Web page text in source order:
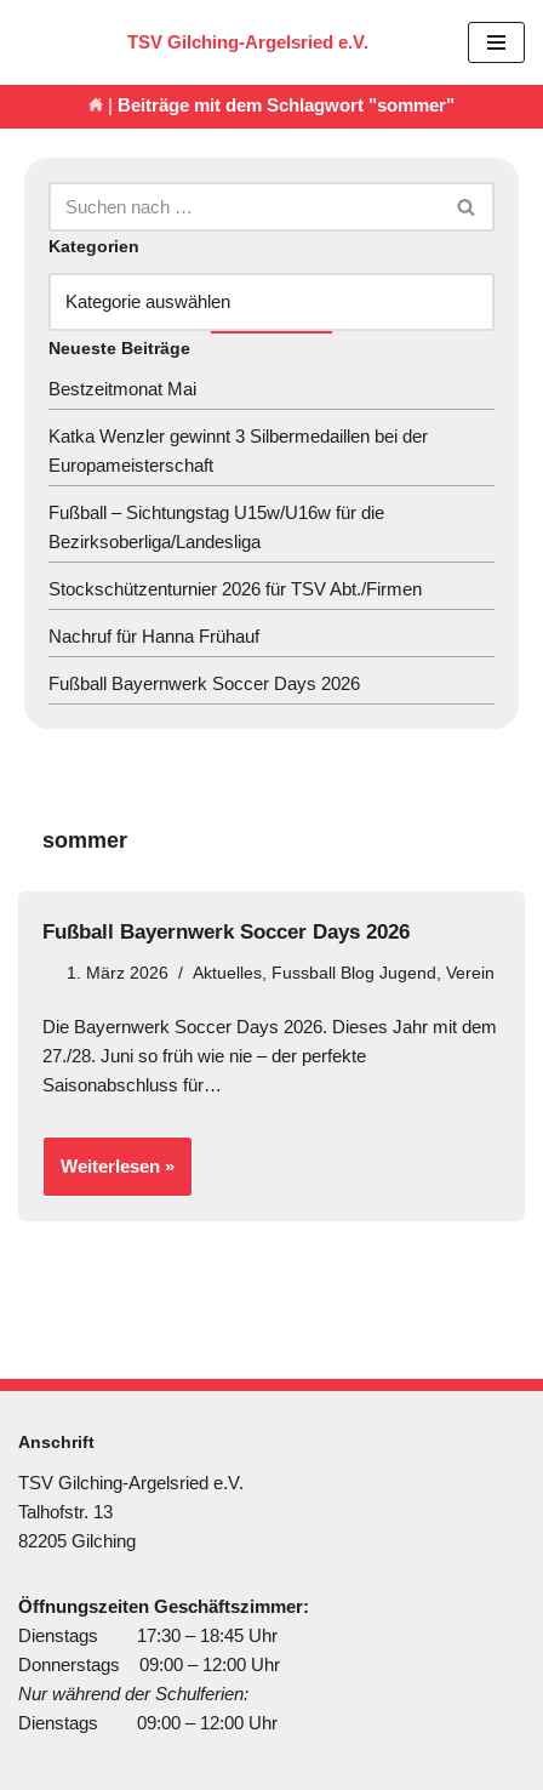
TSV Gilching-Argelsried e.V.
| Beiträge mit dem Schlagwort "sommer"
Kategorien
Neueste Beiträge
Bestzeitmonat Mai
Katka Wenzler gewinnt 3 Silbermedaillen bei der
Europameisterschaft
Fußball – Sichtungstag U15w/U16w für die
Bezirksoberliga/Landesliga
Stockschützenturnier 2026 für TSV Abt./Firmen
Nachruf für Hanna Frühauf
Fußball Bayernwerk Soccer Days 2026
sommer
Fußball Bayernwerk Soccer Days 2026
1. März 2026 Aktuelles, Fussball Blog Jugend , Verein
Die Bayernwerk Soccer Days 2026. Dieses Jahr mit dem
27./28. Juni so früh wie nie – der perfekte
Saisonabschluss für…
Weiterlesen »
Anschrift
TSV Gilching-Argelsried e.V.
Talhofstr. 13
82205 Gilching
Öffnungszeiten Geschäftszimmer:
Dienstags 17:30 – 18:45 Uhr
Donnerstags 09:00 – 12:00 Uhr
Nur während der Schulferien:
Dienstags 09:00 – 12:00 Uhr